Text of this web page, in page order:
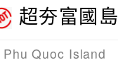
超夯富國島
Phu Quoc Island